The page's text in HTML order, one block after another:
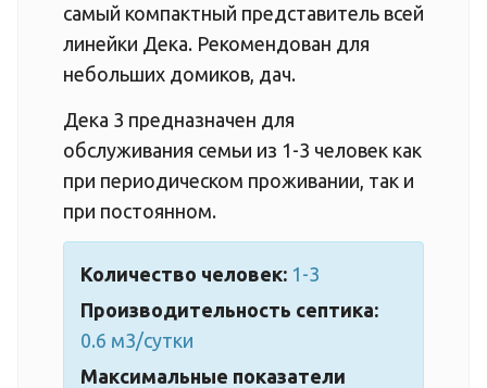
самый компактный представитель всей
линейки Дека. Рекомендован для
небольших домиков, дач.
Дека 3 предназначен для
обслуживания семьи из 1-3 человек как
при периодическом проживании, так и
при постоянном.
Количество человек: 1-3
Производительность септика:
0.6 м3/сутки
Максимальные показатели